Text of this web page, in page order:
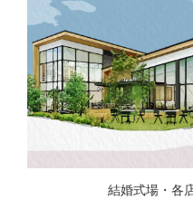
結婚式場・各